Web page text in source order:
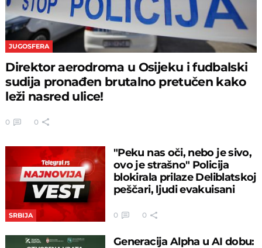
JUGOSFERA
Direktor aerodroma u Osijeku i fudbalski
sudija pronađen brutalno pretučen kako
leži nasred ulice!
0 0
SRBIJA
"Peku nas oči, nebo je sivo,
ovo je strašno" Policija
blokirala prilaze Deliblatskoj
peščari, ljudi evakuisani
0 0
Generacija Alpha u AI dobu: